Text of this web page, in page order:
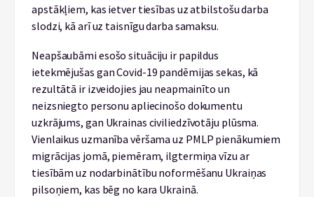
apstākļiem, kas ietver tiesības uz atbilstošu darba
slodzi, kā arī uz taisnīgu darba samaksu.
Neapšaubāmi esošo situāciju ir papildus
ietekmējušas gan Covid-19 pandēmijas sekas, kā
rezultātā ir izveidojies jau neapmainīto un
neizsniegto personu apliecinošo dokumentu
uzkrājums, gan Ukrainas civiliedzīvotāju plūsma.
Vienlaikus uzmanība vēršama uz PMLP pienākumiem
migrācijas jomā, piemēram, ilgtermiņa vīzu ar
tiesībām uz nodarbinātību noformēšanu Ukraiņas
pilsoņiem, kas bēg no kara Ukrainā.